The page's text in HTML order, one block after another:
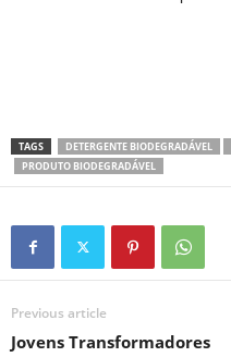
TAGS DETERGENTE BIODEGRADÁVEL
PRODUTO BIODEGRADÁVEL
Previous article
Jovens Transformadores